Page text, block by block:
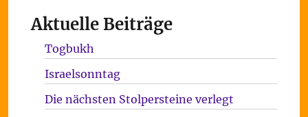
Aktuelle Beiträge
Togbukh
Israelsonntag
Die nächsten Stolpersteine verlegt